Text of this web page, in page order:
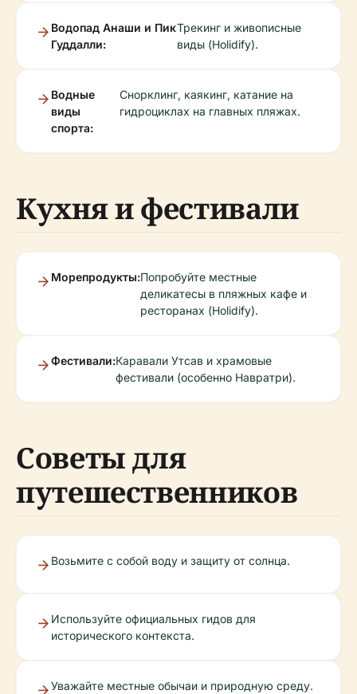
Водопад Анаши и Пик
Гуддалли:
Трекинг и живописные
виды (Holidify).
Водные
виды
спорта:
Снорклинг, каякинг, катание на
гидроциклах на главных пляжах.
Кухня и фестивали
Морепродукты:Попробуйте местные
деликатесы в пляжных кафе и
ресторанах (Holidify).
Фестивали:Каравали Утсав и храмовые
фестивали (особенно Навратри).
Советы для
путешественников
Возьмите с собой воду и защиту от солнца.
Используйте официальных гидов для
исторического контекста.
Уважайте местные обычаи и природную среду.